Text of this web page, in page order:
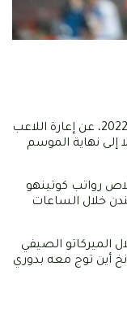
أعلن نادي برشلونة اليوم الجمعة 07 جانفي 2022، عن إعارة اللاعب
إلى نهاية الموسم
رواتب كوتينهو
خلال الساعات
الميركاتو الصيفي
أين توج معه بدوري